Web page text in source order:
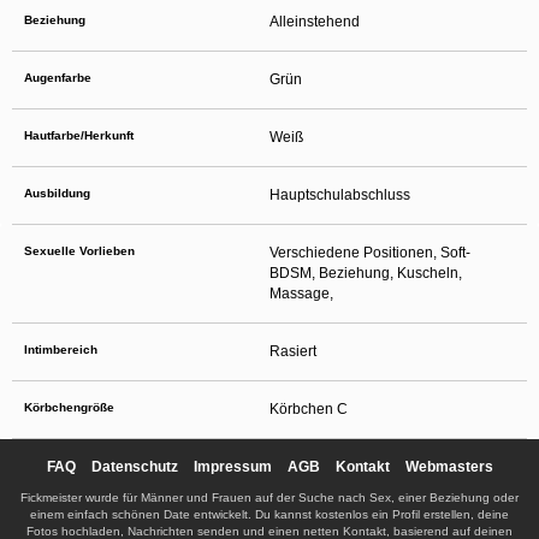
Beziehung Alleinstehend
Augenfarbe Grün
Hautfarbe/Herkunft Weiß
Ausbildung Hauptschulabschluss
Sexuelle Vorlieben
Verschiedene Positionen, Soft-
BDSM, Beziehung, Kuscheln,
Massage,
Intimbereich Rasiert
Körbchengröße Körbchen C
FAQ Datenschutz Impressum AGB Kontakt Webmasters
Fickmeister wurde für Männer und Frauen auf der Suche nach Sex, einer Beziehung oder
einem einfach schönen Date entwickelt. Du kannst kostenlos ein Profil erstellen, deine
Fotos hochladen, Nachrichten senden und einen netten Kontakt, basierend auf deinen